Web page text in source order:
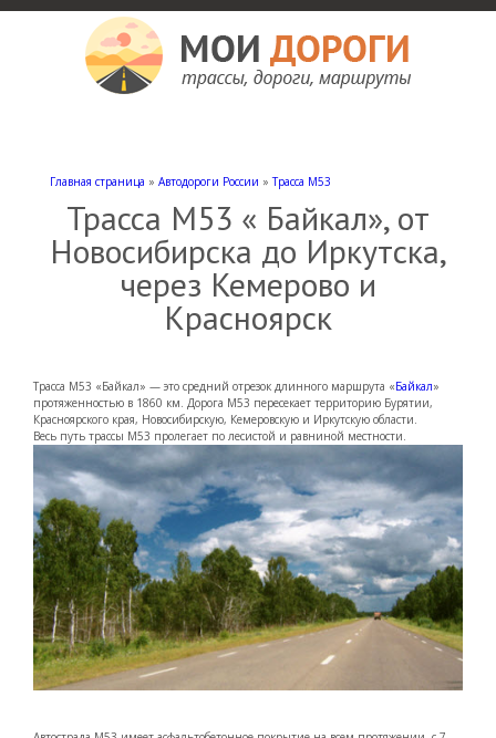
Главная страница » Автодороги России »Трасса М53
Трасса М53 « Байкал», от
Новосибирска до Иркутска,
через Кемерово и
Красноярск
Трасса М53 «Байкал» — это средний отрезок длинного маршрута «Байкал»
протяженностью в 1860 км. Дорога М53 пересекает территорию Бурятии,
Красноярского края, Новосибирскую, Кемеровскую и Иркутскую области.
Весь путь трассы М53 пролегает по лесистой и равниной местности.